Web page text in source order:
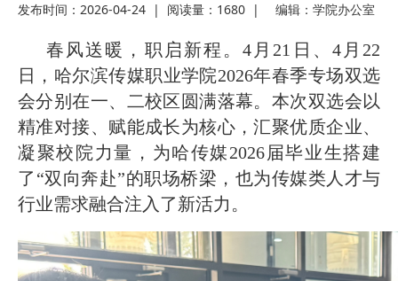
和团队获奖 2026-07-31
· 省委常委会召开会议 许勤主持并讲
话 2026-07-31
· 省教育厅举行树立和践行正确政绩
观学习教育 2026-07-31
· 我省举办第十一届黑龙江省高校辅
导员素质能 2026-07-27
· 深学经济思想 发展新质生产力--学
院党委 2026-07-27
· 黑龙江省高校在第六届全国高校教
发布时间：2026-04-24 | 阅读量：1680 | 编辑： 学院办公室
春风送暖，职启新程。4月21日、4月22
日，哈尔滨传媒职业学院2026年春季专场双选
会分别在一、二校区圆满落幕。本次双选会以
精准对接、赋能成长为核心，汇聚优质企业、
凝聚校院力量，为哈传媒2026届毕业生搭建
了“双向奔赴”的职场桥梁，也为传媒类人才与
行业需求融合注入了新活力。